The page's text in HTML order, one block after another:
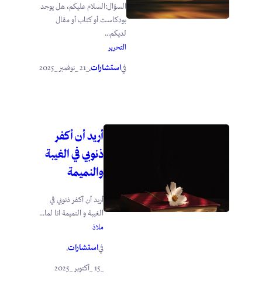
السؤال:السلام عليكم، هل يوجد
بودكاست أو كتاب أو مقال
لديكم...
التحرير
فياستشارات. _21 _نوفمبر _2025
أريد أن أكفر
ذنوبي في الغيبة
والنميمة
أريد أن أكفر ذنوبي في
الغيبة و النميمة انا لما...
ملاذ
فياستشارات.